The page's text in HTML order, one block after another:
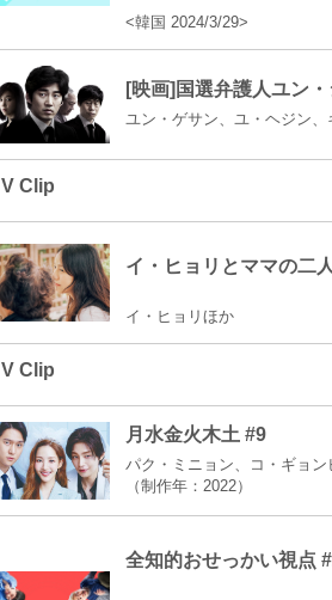
<韓国 2024/3/29>
[映画]国選弁護人ユン
ユン・ゲサン、ユ・ヘジン
V Clip
イ・ヒョリとママの二
イ・ヒョリほか
V Clip
月水金火木土 #9
パク・ミニョン、コ・ギョ
（制作年：2022）
全知的おせっかい視点